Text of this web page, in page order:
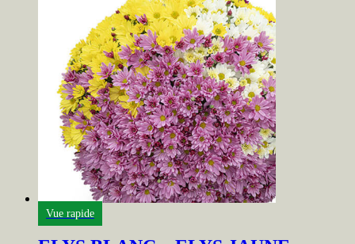
Vue rapide